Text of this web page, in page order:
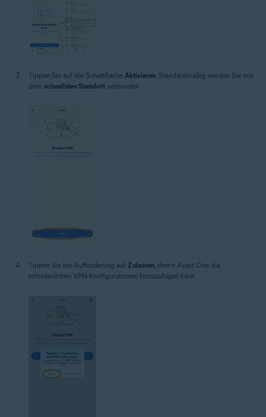
Tippen Sie auf die Schaltfläche Aktivieren . Standardmäßig werden Sie mit
dem schnellsten Standort verbunden.
Tippen Sie bei Aufforderung auf Zulassen , damit Avast One die
erforderlichen VPN-Konfigurationen hinzuzufügen kann.